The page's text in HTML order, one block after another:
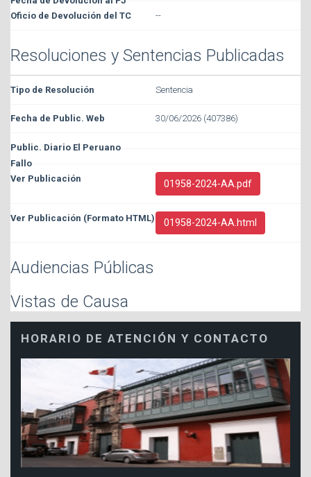
--
Resoluciones y Sentencias Publicadas
Sentencia
30/06/2026 (407386)
01958-2024-AA.pdf
01958-2024-AA.html
Audiencias Públicas
Vistas de Causa
HORARIO DE ATENCIÓN Y CONTACTO